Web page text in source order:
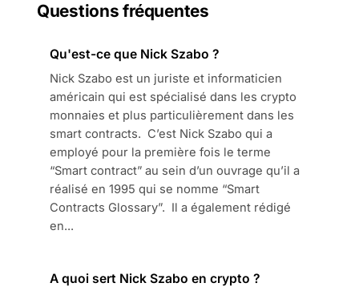
Questions fréquentes
Qu'est-ce que Nick Szabo ?
Nick Szabo est un juriste et informaticien
américain qui est spécialisé dans les crypto
monnaies et plus particulièrement dans les
smart contracts. C’est Nick Szabo qui a
employé pour la première fois le terme
“Smart contract” au sein d’un ouvrage qu’il a
réalisé en 1995 qui se nomme “Smart
Contracts Glossary”. Il a également rédigé
en...
A quoi sert Nick Szabo en crypto ?